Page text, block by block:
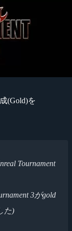
(Gold)を
Tournament
3がgold
た)